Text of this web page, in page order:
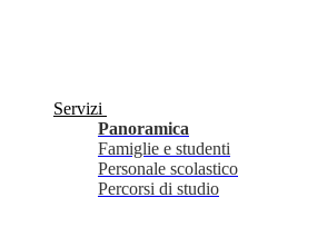
Servizi
Panoramica
Famiglie e studenti
Personale scolastico
Percorsi di studio